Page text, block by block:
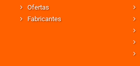
Ofertas
Fabricantes